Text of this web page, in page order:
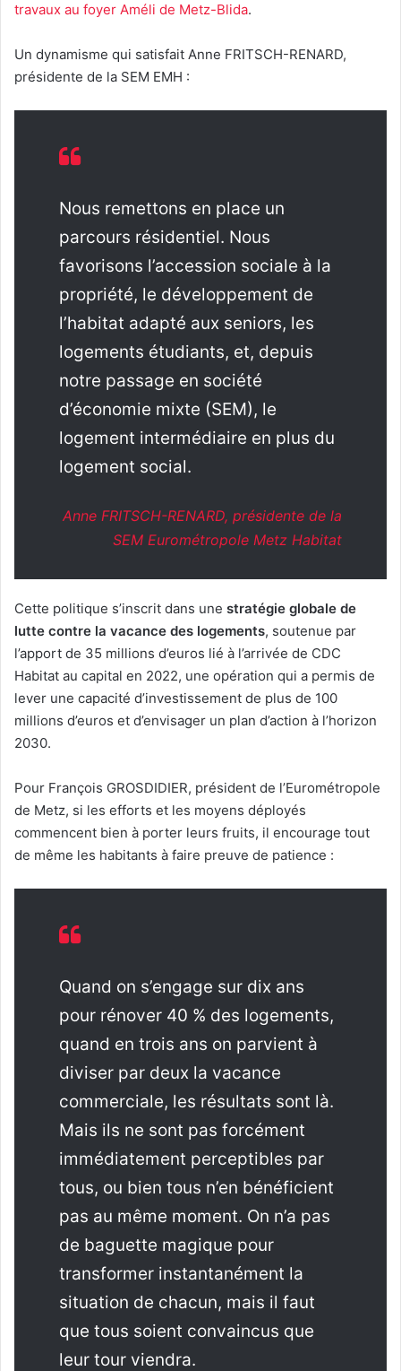
travaux au foyer Améli de Metz-Blida.
Un dynamisme qui satisfait Anne FRITSCH-RENARD,
présidente de la SEM EMH :
Nous remettons en place un
parcours résidentiel. Nous
favorisons l’accession sociale à la
propriété, le développement de
l’habitat adapté aux seniors, les
logements étudiants, et, depuis
notre passage en société
d’économie mixte (SEM), le
logement intermédiaire en plus du
logement social.
Anne FRITSCH-RENARD, présidente de la
SEM Eurométropole Metz Habitat
Cette politique s’inscrit dans une stratégie globale de
lutte contre la vacance des logements, soutenue par
l’apport de 35 millions d’euros lié à l’arrivée de CDC
Habitat au capital en 2022, une opération qui a permis de
lever une capacité d’investissement de plus de 100
millions d’euros et d’envisager un plan d’action à l’horizon
2030.
Pour François GROSDIDIER, président de l’Eurométropole
de Metz, si les efforts et les moyens déployés
commencent bien à porter leurs fruits, il encourage tout
de même les habitants à faire preuve de patience :
Quand on s’engage sur dix ans
pour rénover 40 % des logements,
quand en trois ans on parvient à
diviser par deux la vacance
commerciale, les résultats sont là.
Mais ils ne sont pas forcément
immédiatement perceptibles par
tous, ou bien tous n’en bénéficient
pas au même moment. On n’a pas
de baguette magique pour
transformer instantanément la
situation de chacun, mais il faut
que tous soient convaincus que
leur tour viendra.